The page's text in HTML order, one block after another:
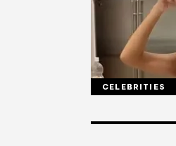
CELEBRITIES